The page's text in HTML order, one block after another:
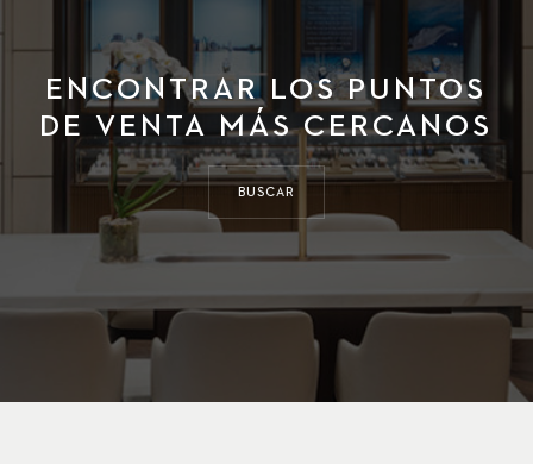
ENCONTRAR LOS PUNTOS
DE VENTA MÁS CERCANOS
BUSCAR